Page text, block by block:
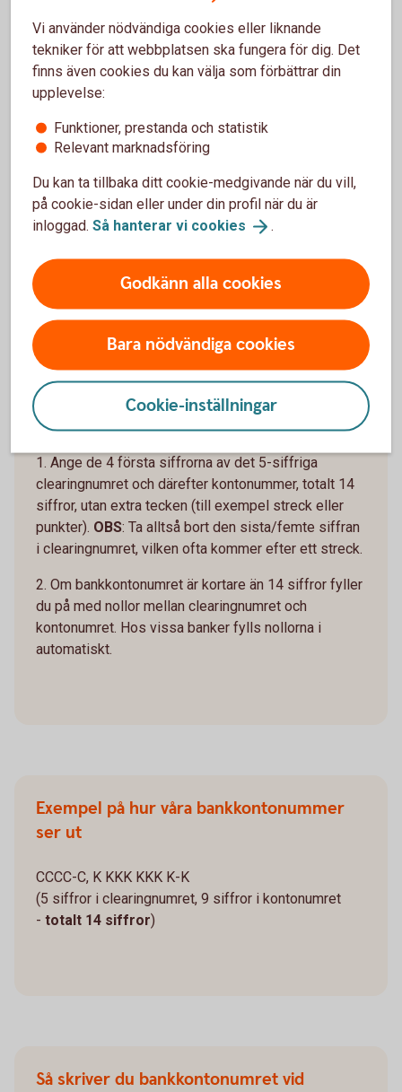
(5 siffror i clearingnumret, en extra nolla, 9 siffror i
kontonumret - totalt 15 siffror).
2) Överföringar från ett fåtal banker – ta
bort femte siffran i clearingnumret
Vid överföringar från vilka banker?
Gäller vid överföringar från vissa banker, till exempel
Danske Bank och Lån & Spar Bank.
Antal siffror/tecken som skrivs i de berörda
bankernas system:
Gör så här:
1. Ange de 4 första siffrorna av det 5-siffriga
clearingnumret och därefter kontonummer, totalt 14
siffror, utan extra tecken (till exempel streck eller
punkter). OBS: Ta alltså bort den sista/femte siffran
i clearingnumret, vilken ofta kommer efter ett streck.
2. Om bankkontonumret är kortare än 14 siffror fyller
du på med nollor mellan clearingnumret och
kontonumret. Hos vissa banker fylls nollorna i
automatiskt.
Exempel på hur våra bankkontonummer
ser ut
CCCC-C, K KKK KKK K-K
(5 siffror i clearingnumret, 9 siffror i kontonumret
- totalt 14 siffror)
Så skriver du bankkontonumret vid
Vi använder nödvändiga cookies eller liknande
tekniker för att webbplatsen ska fungera för dig. Det
finns även cookies du kan välja som förbättrar din
upplevelse:
Funktioner, prestanda och statistik
Relevant marknadsföring
Du kan ta tillbaka ditt cookie-medgivande när du vill,
på cookie-sidan eller under din profil när du är
inloggad. Så hanterar vi cookies .
Godkänn alla cookies
Bara nödvändiga cookies
Cookie-inställningar